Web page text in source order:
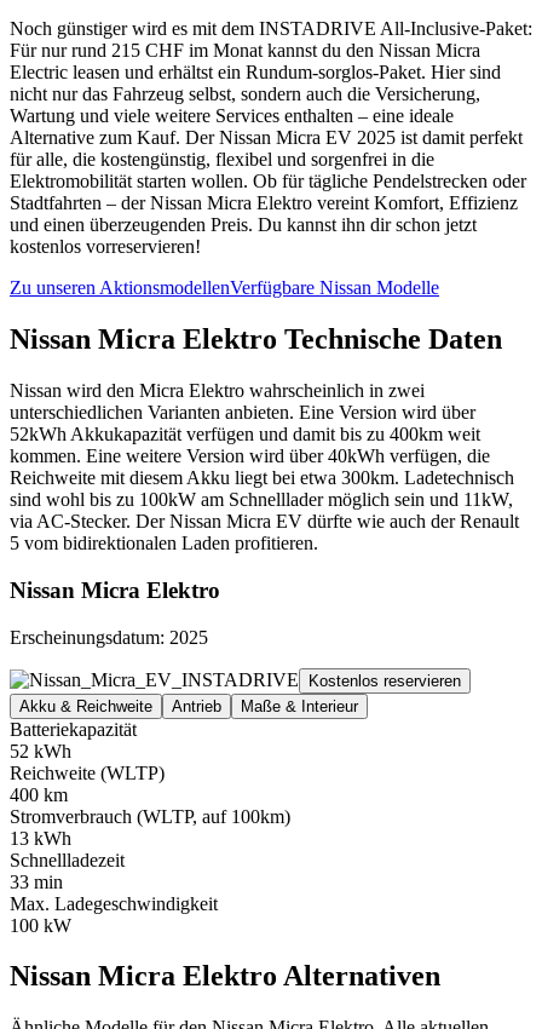
Noch günstiger wird es mit dem INSTADRIVE All-Inclusive-Paket:
Für nur rund 215 CHF im Monat kannst du den Nissan Micra
Electric leasen und erhältst ein Rundum-sorglos-Paket. Hier sind
nicht nur das Fahrzeug selbst, sondern auch die Versicherung,
Wartung und viele weitere Services enthalten – eine ideale
Alternative zum Kauf. Der Nissan Micra EV 2025 ist damit perfekt
für alle, die kostengünstig, flexibel und sorgenfrei in die
Elektromobilität starten wollen. Ob für tägliche Pendelstrecken oder
Stadtfahrten – der Nissan Micra Elektro vereint Komfort, Effizienz
und einen überzeugenden Preis. Du kannst ihn dir schon jetzt
kostenlos vorreservieren!
Zu unseren AktionsmodellenVerfügbare Nissan Modelle
Nissan Micra Elektro Technische Daten
Nissan wird den Micra Elektro wahrscheinlich in zwei
unterschiedlichen Varianten anbieten. Eine Version wird über
52kWh Akkukapazität verfügen und damit bis zu 400km weit
kommen. Eine weitere Version wird über 40kWh verfügen, die
Reichweite mit diesem Akku liegt bei etwa 300km. Ladetechnisch
sind wohl bis zu 100kW am Schnelllader möglich sein und 11kW,
via AC-Stecker. Der Nissan Micra EV dürfte wie auch der Renault
5 vom bidirektionalen Laden profitieren.
Nissan Micra Elektro
Erscheinungsdatum: 2025
Kostenlos reservieren
Akku & Reichweite
Antrieb Maße & Interieur
Batteriekapazität
52 kWh
Reichweite (WLTP)
400 km
Stromverbrauch (WLTP, auf 100km)
13 kWh
Schnellladezeit
33 min
Max. Ladegeschwindigkeit
100 kW
Nissan Micra Elektro Alternativen